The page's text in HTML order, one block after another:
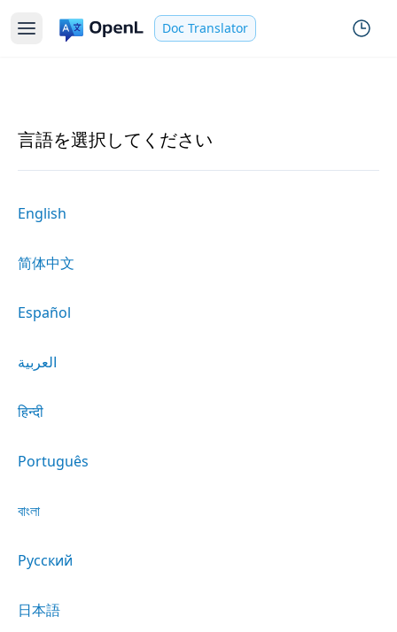
Doc Translator
言語を選択してください
English
简体中文
Español
العربية
हिन्दी
Português
বাংলা
Русский
日本語